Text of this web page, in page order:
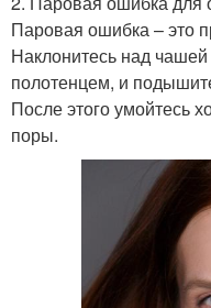
Паровая ошибка – это
Наклонитесь над
полотенцем, и
После этого умойтесь
поры.